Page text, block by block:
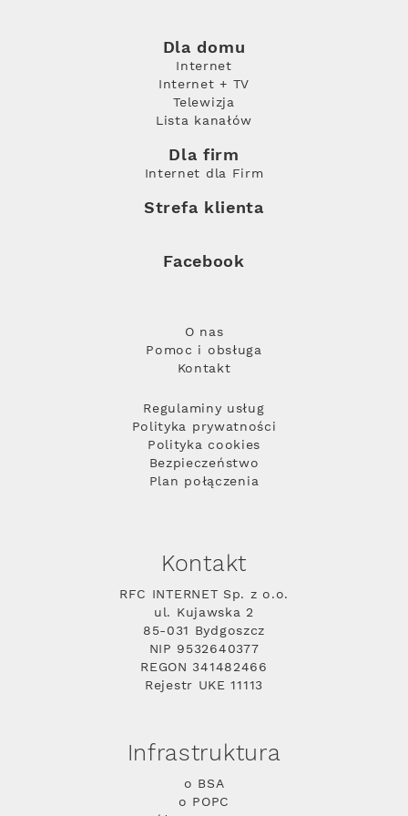
Dla domu
Internet
Internet + TV
Telewizja
Lista kanałów
Dla firm
Internet dla Firm
Strefa klienta
Facebook
O nas
Pomoc i obsługa
Kontakt
Regulaminy usług
Polityka prywatności
Polityka cookies
Bezpieczeństwo
Plan połączenia
Kontakt
RFC INTERNET Sp. z o.o.
ul. Kujawska 2
85-031 Bydgoszcz
NIP 9532640377
REGON 341482466
Rejestr UKE 11113
Infrastruktura
o BSA
o POPC